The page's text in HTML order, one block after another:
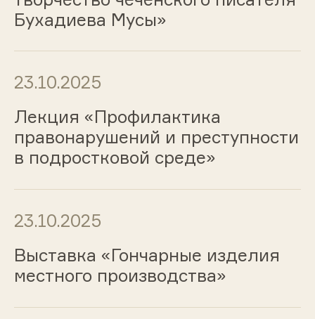
Бухадиева Мусы»
23.10.2025
Лекция «Профилактика
правонарушений и преступности
в подростковой среде»
23.10.2025
Выставка «Гончарные изделия
местного производства»